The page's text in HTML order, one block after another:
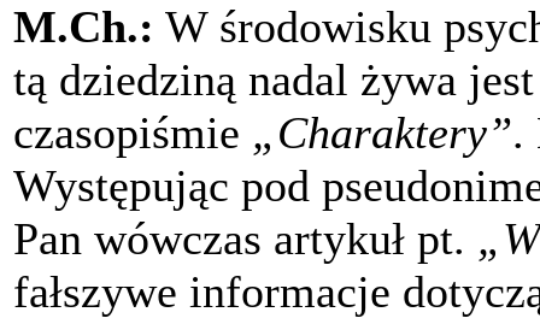
M.Ch.: W środowisku
tą dziedziną nadal żywa
czasopiśmie „Charaktery”.
Występując pod
Pan wówczas artykuł pt.
fałszywe informacje